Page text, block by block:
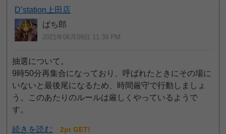
D’station上田店
ぱち郎
2021年06月09日 11:39 PM
抽選について。
9時50分再集合になっており、呼ばれたときにその場に
いないと最後尾になるため、時間厳守で行動しましょ
う。このあたりのルールは厳しくやっているようで
す。
続きを読む 2pt GET!